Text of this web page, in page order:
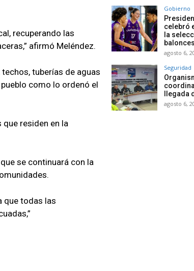
recuperando las
afirmó Meléndez.
tuberías de aguas
como lo ordenó el
residen en la
se continuará con la
que todas las
Gobierno
celebró
la
agosto 6,
Seguridad
llegada
agosto 6,